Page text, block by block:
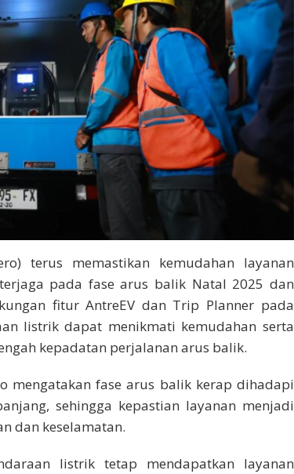
terus memastikan kemudahan layanan
pada fase arus balik Natal 2025 dan
fitur AntreEV dan Trip Planner pada
listrik dapat menikmati kemudahan serta
kepadatan perjalanan arus balik.
mengatakan fase arus balik kerap dihadapi
sehingga kepastian layanan menjadi
dan keselamatan.
listrik tetap mendapatkan layanan